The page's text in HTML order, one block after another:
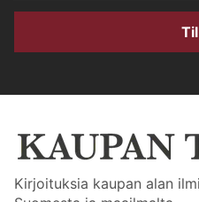
Kirjoituksia kaupan alan